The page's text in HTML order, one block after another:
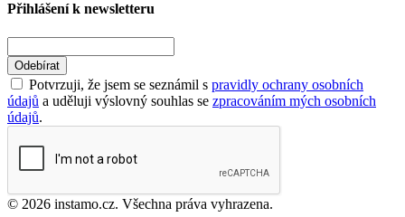
Přihlášení k newsletteru
Odebírat
Potvrzuji, že jsem se seznámil s pravidly ochrany osobních
údajů a uděluji výslovný souhlas se zpracováním mých osobních
údajů.
© 2026 instamo.cz. Všechna práva vyhrazena.